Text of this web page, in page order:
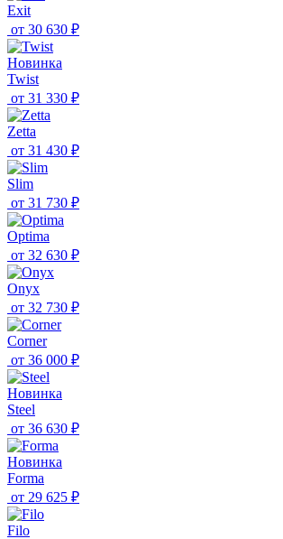
Exit
от 30 630 ₽
Новинка
Twist
от 31 330 ₽
Zetta
от 31 430 ₽
Slim
от 31 730 ₽
Optima
от 32 630 ₽
Onyx
от 32 730 ₽
Corner
от 36 000 ₽
Новинка
Steel
от 36 630 ₽
Новинка
Forma
от 29 625 ₽
Filo